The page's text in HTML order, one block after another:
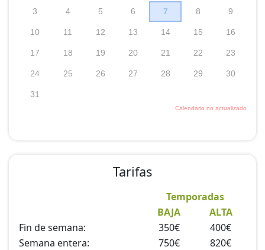
Tarifas
Temporadas
BAJA
ALTA
Fin de semana:
350€
400€
Semana entera:
750€ 820€